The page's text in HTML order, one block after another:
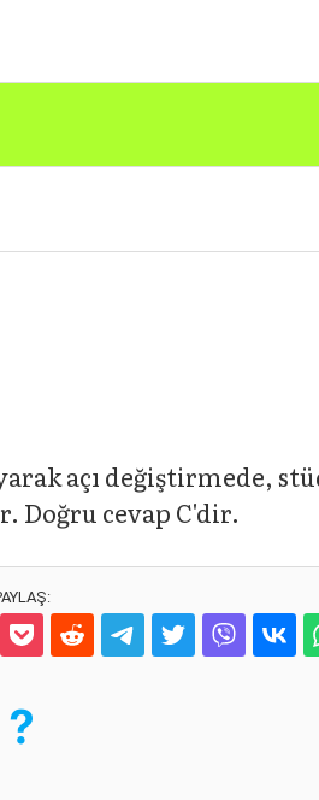
açı değiştirmede,
Doğru cevap C'dir.